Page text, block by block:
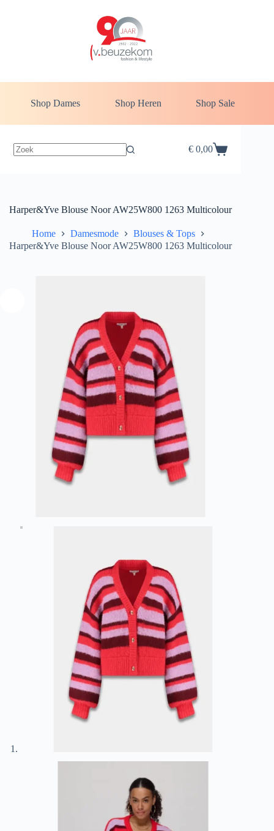
Shop Dames Shop Heren Shop Sale
Winkelwagen
€0,00
Harper&Yve Blouse Noor AW25W800 1263 Multicolour
Home Damesmode
Blouses & Tops
Harper&Yve Blouse Noor AW25W800 1263 Multicolour